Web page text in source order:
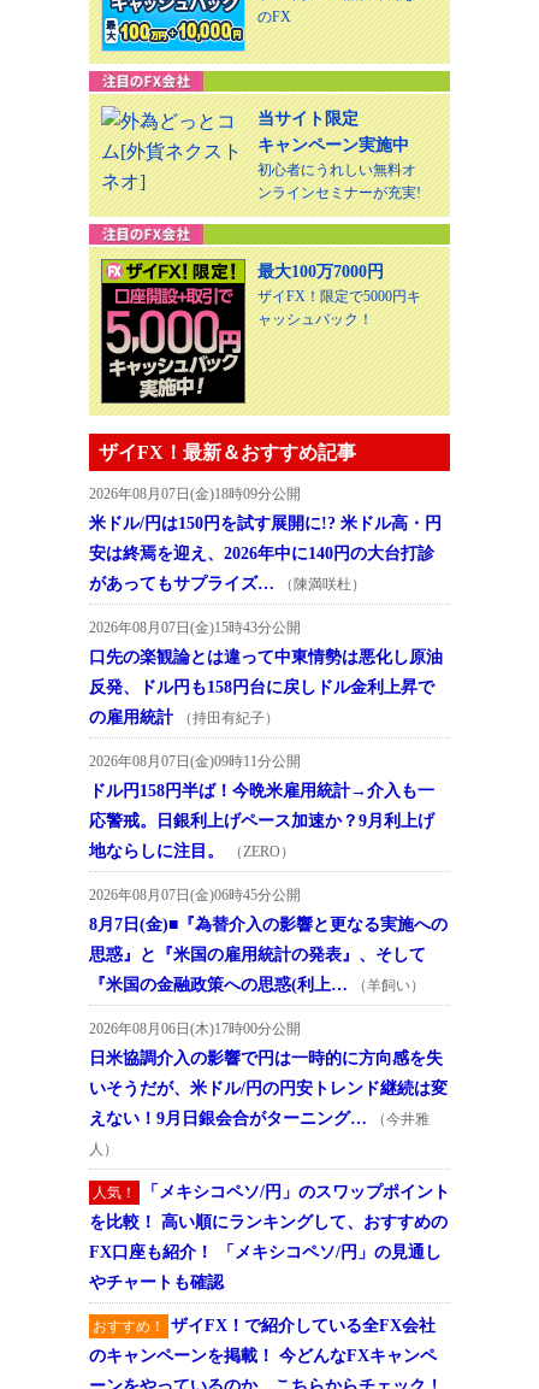
のFX
当サイト限定
キャンペーン実施中
初心者にうれしい無料オ
ンラインセミナーが充実!
最大100万7000円
ザイFX！限定で5000円キ
ャッシュバック！
ザイFX！最新＆おすすめ記事
2026年08月07日(金)18時09分公開
米ドル/円は150円を試す展開に!? 米ドル高・円
安は終焉を迎え、2026年中に140円の大台打診
があってもサプライズ…
（陳満咲杜）
2026年08月07日(金)15時43分公開
口先の楽観論とは違って中東情勢は悪化し原油
反発、ドル円も158円台に戻しドル金利上昇で
の雇用統計
（持田有紀子）
2026年08月07日(金)09時11分公開
ドル円158円半ば！今晩米雇用統計→介入も一
応警戒。日銀利上げペース加速か？9月利上げ
地ならしに注目。
（ZERO）
2026年08月07日(金)06時45分公開
8月7日(金)■『為替介入の影響と更なる実施への
思惑』と『米国の雇用統計の発表』、そして
『米国の金融政策への思惑(利上…
（羊飼い）
2026年08月06日(木)17時00分公開
日米協調介入の影響で円は一時的に方向感を失
いそうだが、米ドル/円の円安トレンド継続は変
えない！9月日銀会合がターニング…
（今井雅
人）
人気！
「メキシコペソ/円」のスワップポイント
を比較！ 高い順にランキングして、おすすめの
FX口座も紹介！ 「メキシコペソ/円」の見通し
やチャートも確認
おすすめ！
ザイFX！で紹介している全FX会社
のキャンペーンを掲載！ 今どんなFXキャンペ